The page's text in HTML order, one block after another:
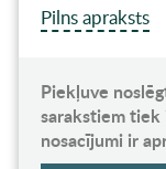
Pilns apraksts
Piekļuve
sarakstiem tiek
nosacījumi ir